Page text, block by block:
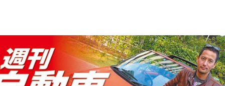
イベント・グッズ
YouTube
会社情報